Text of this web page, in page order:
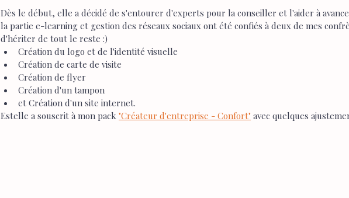
Dès le début, elle a décidé de s'entourer d'experts pour la conseiller et l'aider à
la partie e-learning et gestion des réseaux sociaux ont été confiés à deux de mes
d'hériter de tout le reste :)
Création du logo et de l'identité visuelle
Création de carte de visite
Création de flyer
Création d'un tampon
et Création d'un site internet.
Estelle a souscrit à mon pack "Créateur d'entreprise - Confort" avec quelques